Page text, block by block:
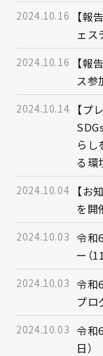
2024.10.16
【報
ェス
2024.10.16
【報
ス参
2024.10.14
【プ
らし
る環
2024.10.04
【お
を開
2024.10.03 令和
ー（
2024.10.03 令和
プロ
2024.10.03 令和
日